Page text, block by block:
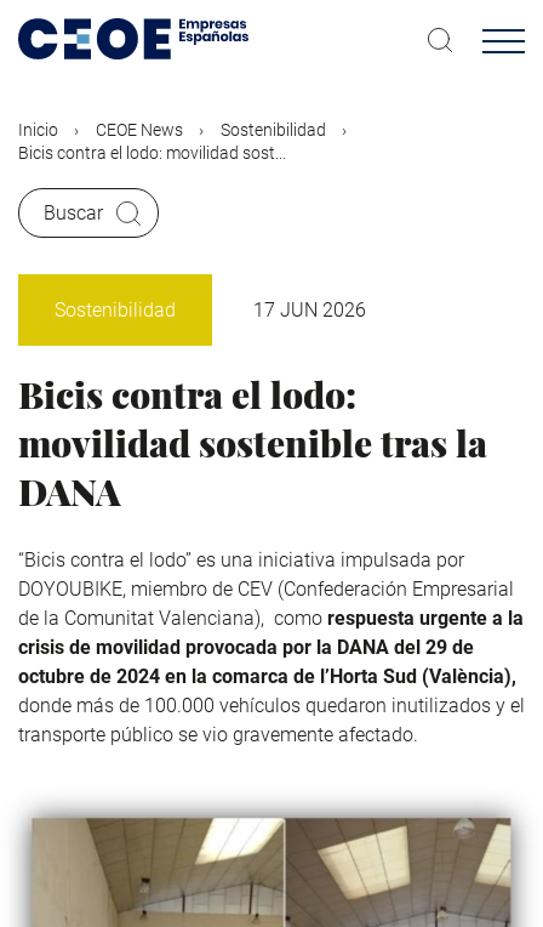
contenido
Inicio CEOE News
Sostenibilidad
Bicis contra el lodo: movilidad sost...
Buscar
Sostenibilidad 17 JUN 2026
Bicis contra el lodo:
movilidad sostenible tras la
DANA
“Bicis contra el lodo” es una iniciativa impulsada por
DOYOUBIKE, miembro de CEV (Confederación Empresarial
de la Comunitat Valenciana), como respuesta urgente a la
crisis de movilidad provocada por la DANA del 29 de
octubre de 2024 en la comarca de l’Horta Sud (València),
donde más de 100.000 vehículos quedaron inutilizados y el
transporte público se vio gravemente afectado.